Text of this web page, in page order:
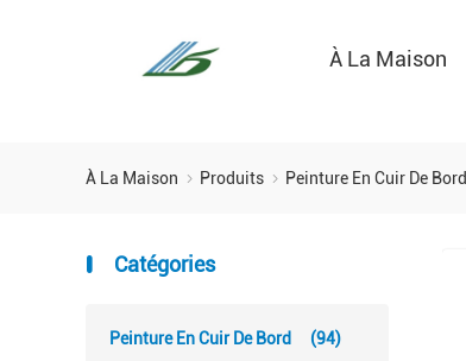
À La Maison
À La Maison Produits Peinture En Cuir De Bord
Catégories
Peinture En Cuir De Bord (94)